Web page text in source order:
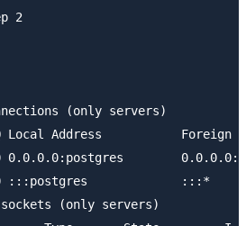
2
(only servers)
Q Local Address
:::postgres             :::*
sockets (only servers)